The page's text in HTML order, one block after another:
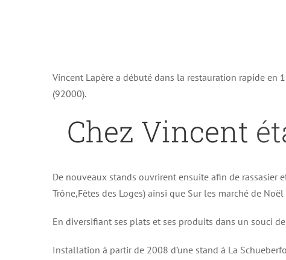
Vincent Lapère a débuté dans la restauration rapide en
(92000).
Chez Vincent
De nouveaux stands ouvrirent ensuite afin de rassasier
Trône,Fêtes des Loges) ainsi que Sur les marché de
En diversifiant ses plats et ses produits dans un souci
Installation à partir de 2008 d’une stand à La